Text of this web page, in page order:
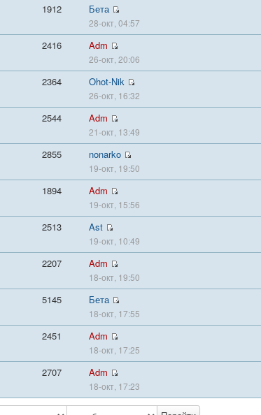
1912 Бета
28-окт, 04:57
2416 Adm
26-окт, 20:06
2364 Ohot-Nik
26-окт, 16:32
2544 Adm
21-окт, 13:49
2855 nonarko
19-окт, 19:50
1894 Adm
19-окт, 15:56
2513 Ast
19-окт, 10:49
2207 Adm
18-окт, 19:50
5145 Бета
18-окт, 17:55
2451 Adm
18-окт, 17:25
2707 Adm
18-окт, 17:23